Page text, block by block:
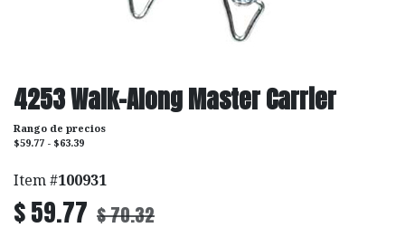
4253 Walk-Along Master Carrier
Rango de precios
$59.77 - $63.39
Item #100931
$59.77 $70.32